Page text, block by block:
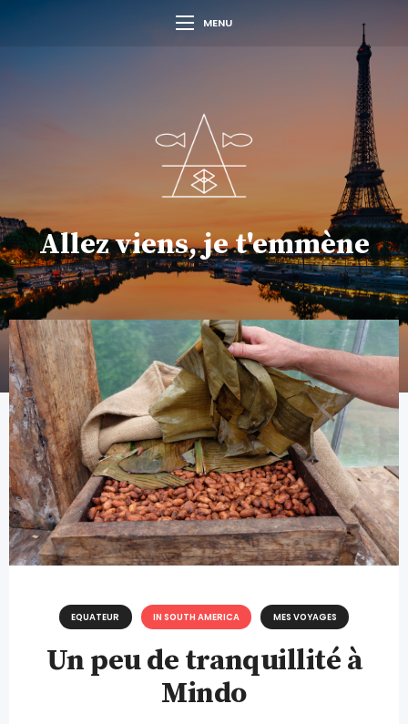
MENU
Allez viens, je t'emmène
EQUATEUR IN SOUTH AMERICA MES VOYAGES
Un peu de tranquillité à
Mindo